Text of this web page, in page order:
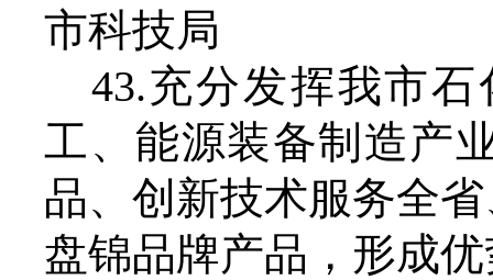
市科技局
43.充分发挥我市
工、能源装备制造产
品、创新技术服务全
盘锦品牌产品，形成